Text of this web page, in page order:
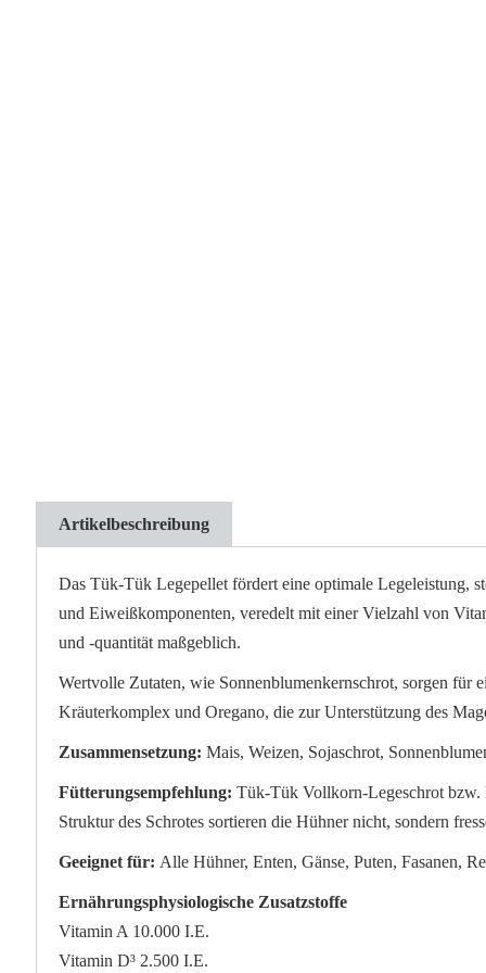
Artikelbeschreibung
Das Tük-Tük Legepellet fördert eine optimale Legeleistung,
und Eiweißkomponenten, veredelt mit einer Vielzahl von
und -quantität maßgeblich.
Wertvolle Zutaten, wie Sonnenblumenkernschrot, sorgen für
Kräuterkomplex und Oregano, die zur Unterstützung des
Zusammensetzung: Mais, Weizen, Sojaschrot,
Fütterungsempfehlung: Tük-Tük Vollkorn-Legeschrot bzw.
Struktur des Schrotes sortieren die Hühner nicht, sondern
Geeignet für: Alle Hühner, Enten, Gänse, Puten, Fasanen,
Ernährungsphysiologische Zusatzstoffe
Vitamin A 10.000 I.E.
Vitamin D³ 2.500 I.E.